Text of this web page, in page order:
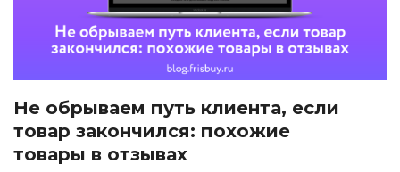
Не обрываем путь клиента, если
товар закончился: похожие
товары в отзывах